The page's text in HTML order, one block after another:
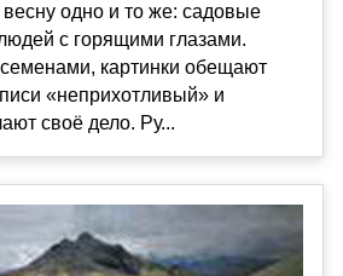
одно и то же: садовые
с горящими глазами.
семенами, картинки обещают
«неприхотливый» и
своё дело. Ру...